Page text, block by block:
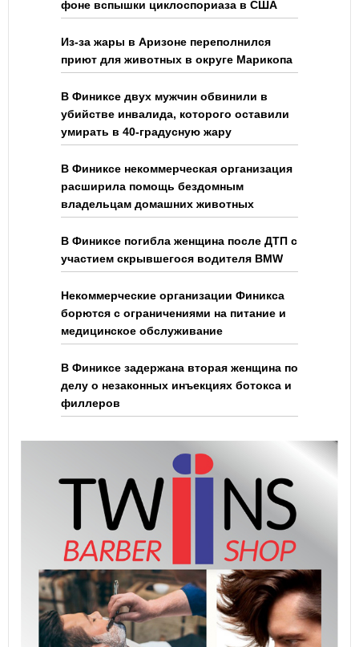
фоне вспышки циклоспориаза в США
Из-за жары в Аризоне переполнился
приют для животных в округе Марикопа
В Финиксе двух мужчин обвинили в
убийстве инвалида, которого оставили
умирать в 40-градусную жару
В Финиксе некоммерческая организация
расширила помощь бездомным
владельцам домашних животных
В Финиксе погибла женщина после ДТП с
участием скрывшегося водителя BMW
Некоммерческие организации Финикса
борются с ограничениями на питание и
медицинское обслуживание
В Финиксе задержана вторая женщина по
делу о незаконных инъекциях ботокса и
филлеров